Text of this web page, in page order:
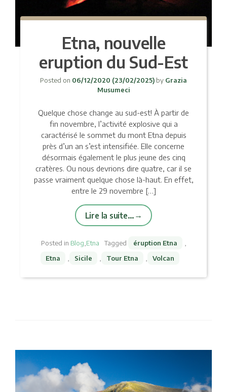
Etna, nouvelle
eruption du Sud-Est
Posted on 06/12/2020 (23/02/2025) by Grazia
Musumeci
Quelque chose change au sud-est! À partir de
fin novembre, l’activité explosive qui a
caractérisé le sommet du mont Etna depuis
près d’un an s’est intensifiée. Elle concerne
désormais également le plus jeune des cinq
cratères. Ou nous devrions dire quatre, car il se
passe vraiment quelque chose là-haut. En effet,
entre le 29 novembre […]
Lire la suite…
Posted in Blog Etna Tagged éruption Etna
Etna
Sicile Tour Etna Volcan